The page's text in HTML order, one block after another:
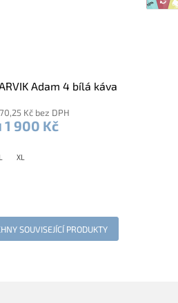
Adam 4 bílá káva
Kč bez DPH
1 900 Kč
L XL
SOUVISEJÍCÍ PRODUKTY